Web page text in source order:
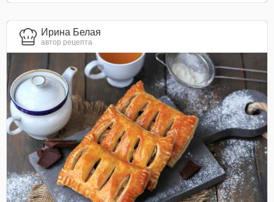
Ирина Белая
автор рецепта